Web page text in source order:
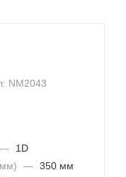
NM2043
—
1D
— 350 мм